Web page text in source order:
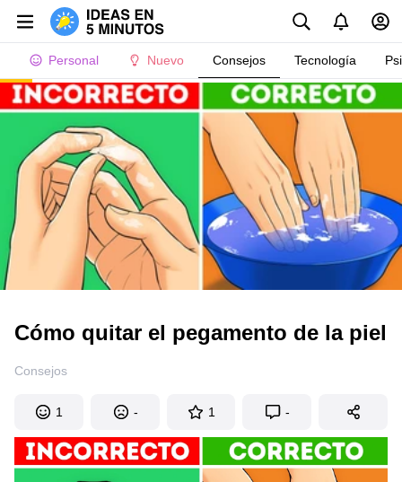
Personal Nuevo Consejos Tecnología
Cómo quitar el pegamento de la piel
Consejos
1 - 1 -